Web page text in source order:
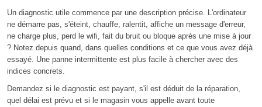
Un diagnostic utile commence par une description précise. L'ordinateur
ne démarre pas, s'éteint, chauffe, ralentit, affiche un message d'erreur,
ne charge plus, perd le wifi, fait du bruit ou bloque après une mise à jour
? Notez depuis quand, dans quelles conditions et ce que vous avez déjà
essayé. Une panne intermittente est plus facile à chercher avec des
indices concrets.
Demandez si le diagnostic est payant, s'il est déduit de la réparation,
quel délai est prévu et si le magasin vous appelle avant toute